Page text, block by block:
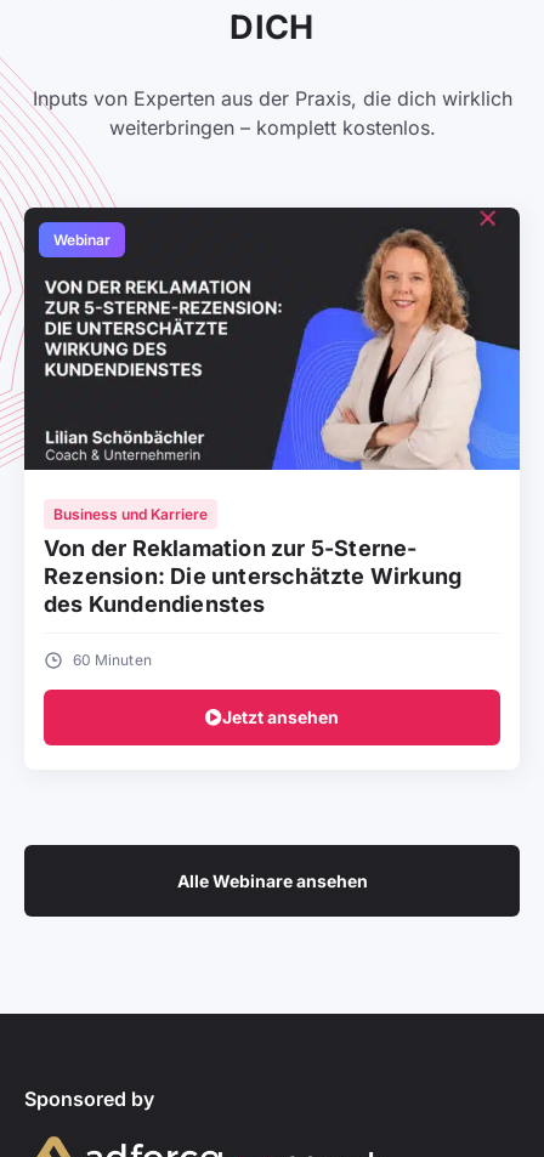
DICH
Inputs von Experten aus der Praxis, die dich wirklich
weiterbringen – komplett kostenlos.
Webinar
Business und Karriere
Von der Reklamation zur 5-Sterne-
Rezension: Die unterschätzte Wirkung
des Kundendienstes
60 Minuten
Jetzt ansehen
Alle Webinare ansehen
Sponsored by